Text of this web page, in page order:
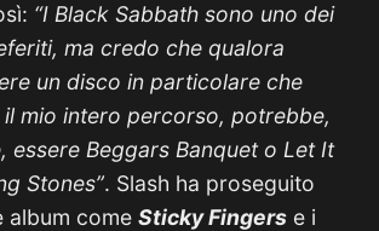
“I Black Sabbath sono uno dei
ma credo che qualora
un disco in particolare che
mio intero percorso, potrebbe,
essere Beggars Banquet o Let It
Stones”. Slash ha proseguito
album come Sticky Fingers e i